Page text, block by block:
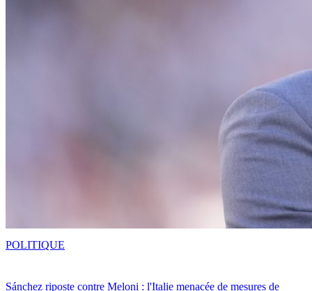
Sánchez riposte contre Meloni : l'Italie menacée de mesures de
POLITIQUE